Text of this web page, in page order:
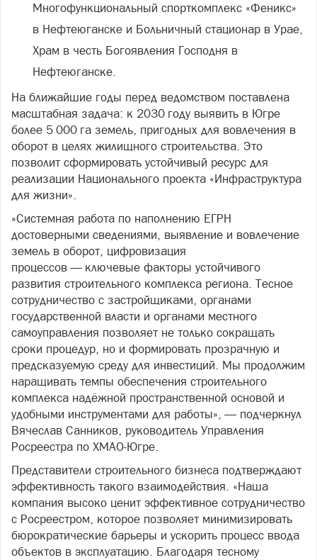
Многофункциональный спорткомплекс «Феникс»
в Нефтеюганске и Больничный стационар в Урае,
Храм в честь Богоявления Господня в
Нефтеюганске.
На ближайшие годы перед ведомством поставлена
масштабная задача: к 2030 году выявить в Югре
более 5 000 га земель, пригодных для вовлечения в
оборот в целях жилищного строительства. Это
позволит сформировать устойчивый ресурс для
реализации Национального проекта «Инфраструктура
для жизни».
«Системная работа по наполнению ЕГРН
достоверными сведениями, выявление и вовлечение
земель в оборот, цифровизация
процессов — ключевые факторы устойчивого
развития строительного комплекса региона. Тесное
сотрудничество с застройщиками, органами
государственной власти и органами местного
самоуправления позволяет не только сокращать
сроки процедур, но и формировать прозрачную и
предсказуемую среду для инвестиций. Мы продолжим
наращивать темпы обеспечения строительного
комплекса надёжной пространственной основой и
удобными инструментами для работы», — подчеркнул
Вячеслав Санников, руководитель Управления
Росреестра по ХМАО‑Югре.
Представители строительного бизнеса подтверждают
эффективность такого взаимодействия. «Наша
компания высоко ценит эффективное сотрудничество
с Росреестром, которое позволяет минимизировать
бюрократические барьеры и ускорить процесс ввода
объектов в эксплуатацию. Благодаря тесному